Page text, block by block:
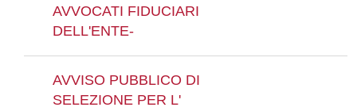
AVVOCATI FIDUCIARI
DELL'ENTE-
AVVISO PUBBLICO DI
SELEZIONE PER L'